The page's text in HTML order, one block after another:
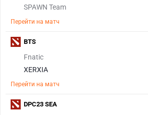
SPAWN Team
Перейти на матч
Fnatic
XERXIA
Перейти на матч
BTS
DPC23 SEA